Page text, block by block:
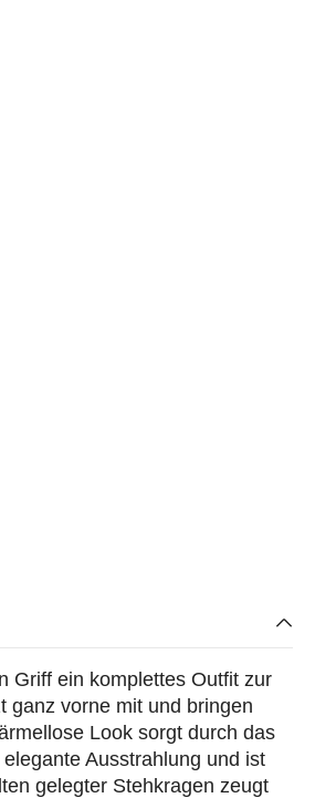
Griff ein komplettes Outfit zur
ganz vorne mit und bringen
Look sorgt durch das
Ausstrahlung und ist
gelegter Stehkragen zeugt